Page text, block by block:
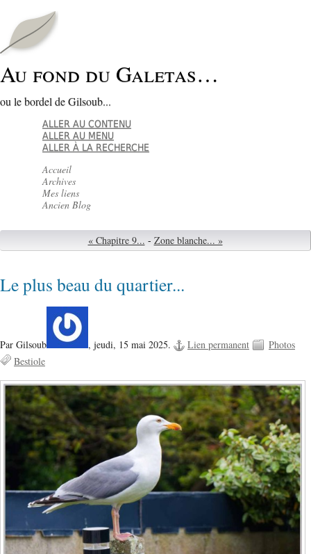
Au fond du Galetas…
ou le bordel de Gilsoub...
ALLER AU CONTENU
ALLER AU MENU
ALLER À LA RECHERCHE
Accueil
Archives
Mes liens
Ancien Blog
« Chapitre 9... - Zone blanche... »
Le plus beau du quartier...
Par Gilsoub , jeudi, 15 mai 2025. Lien permanent
Photos
Bestiole